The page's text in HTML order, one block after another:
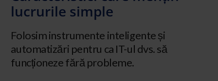
lucrurile simple
Folosim instrumente inteligente și
automatizări pentru ca IT-ul dvs. să
funcționeze fără probleme.